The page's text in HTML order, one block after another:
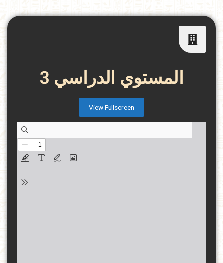
المستوي الدراسي 3
View Fullscreen